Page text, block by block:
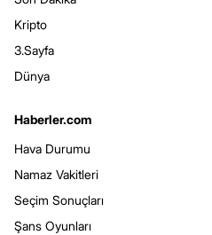
Kripto
3.Sayfa
Dünya
Haberler.com
Hava Durumu
Namaz Vakitleri
Seçim Sonuçları
Şans Oyunları